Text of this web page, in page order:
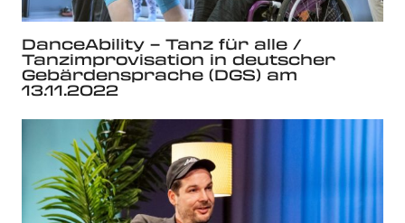
DanceAbility – Tanz für alle /
Tanzimprovisation in deutscher
Gebärdensprache (DGS) am
13.11.2022